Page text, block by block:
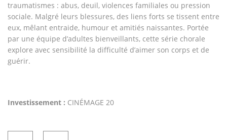
traumatismes : abus, deuil, violences familiales ou pression
sociale. Malgré leurs blessures, des liens forts se tissent entre
eux, mêlant entraide, humour et amitiés naissantes. Portée
par une équipe d’adultes bienveillants, cette série chorale
explore avec sensibilité la difficulté d’aimer son corps et de
guérir.
Investissement : CINÉMAGE 20